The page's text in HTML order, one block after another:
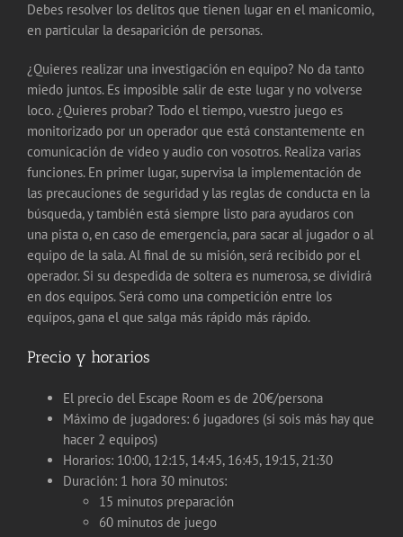
Debes resolver los delitos que tienen lugar en el manicomio,
en particular la desaparición de personas.
¿Quieres realizar una investigación en equipo? No da tanto
miedo juntos. Es imposible salir de este lugar y no volverse
loco. ¿Quieres probar? Todo el tiempo, vuestro juego es
monitorizado por un operador que está constantemente en
comunicación de vídeo y audio con vosotros. Realiza varias
funciones. En primer lugar, supervisa la implementación de
las precauciones de seguridad y las reglas de conducta en la
búsqueda, y también está siempre listo para ayudaros con
una pista o, en caso de emergencia, para sacar al jugador o al
equipo de la sala. Al final de su misión, será recibido por el
operador. Si su despedida de soltera es numerosa, se dividirá
en dos equipos. Será como una competición entre los
equipos, gana el que salga más rápido más rápido.
Precio y horarios
El precio del Escape Room es de 20€/persona
Máximo de jugadores: 6 jugadores (si sois más hay que
hacer 2 equipos)
Horarios: 10:00, 12:15, 14:45, 16:45, 19:15, 21:30
Duración: 1 hora 30 minutos:
15 minutos preparación
60 minutos de juego